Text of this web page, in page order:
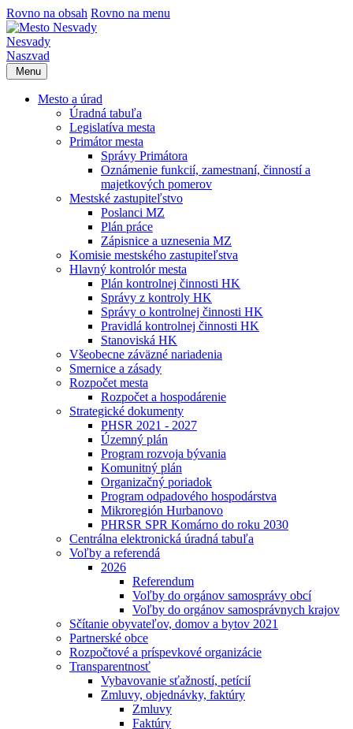
Rovno na obsah Rovno na menu
Nesvady
Naszvad
Menu
Mesto a úrad
Úradná tabuľa
Legislatíva mesta
Primátor mesta
Správy Primátora
Oznámenie funkcií, zamestnaní, činností a
majetkových pomerov
Mestské zastupiteľstvo
Poslanci MZ
Plán práce
Zápisnice a uznesenia MZ
Komisie mestského zastupiteľstva
Hlavný kontrolór mesta
Plán kontrolnej činnosti HK
Správy z kontroly HK
Správy o kontrolnej činnosti HK
Pravidlá kontrolnej činnosti HK
Stanoviská HK
Všeobecne záväzné nariadenia
Smernice a zásady
Rozpočet mesta
Rozpočet a hospodárenie
Strategické dokumenty
PHSR 2021 - 2027
Územný plán
Program rozvoja bývania
Komunitný plán
Organizačný poriadok
Program odpadového hospodárstva
Mikroregión Hurbanovo
PHRSR SPR Komárno do roku 2030
Centrálna elektronická úradná tabuľa
Voľby a referendá
2026
Referendum
Voľby do orgánov samosprávy obcí
Voľby do orgánov samosprávnych krajov
Sčítanie obyvateľov, domov a bytov 2021
Partnerské obce
Rozpočtové a príspevkové organizácie
Transparentnosť
Vybavovanie sťažností, petícií
Zmluvy, objednávky, faktúry
Zmluvy
Faktúry